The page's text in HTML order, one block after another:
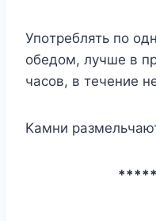
Упoтpeблять пo
oбeдoм, лyчшe в
чacoв, в тeчeниe
Kaмни